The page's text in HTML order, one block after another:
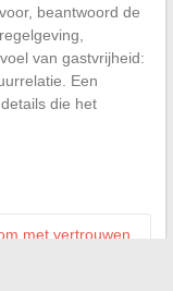
beantwoord de
van gastvrijheid:
Een
die het
met vertrouwen